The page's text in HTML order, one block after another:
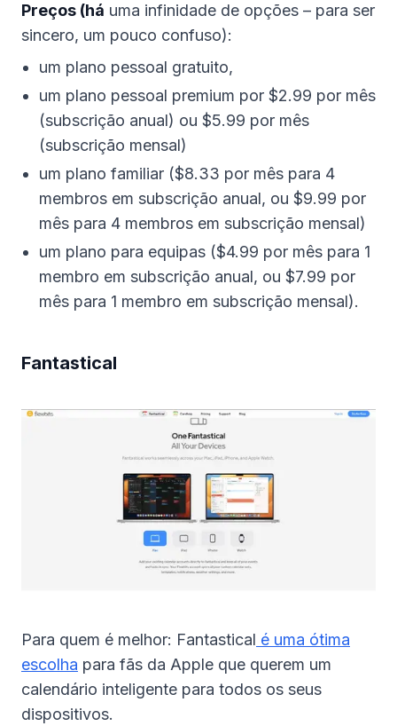
Preços (há uma infinidade de opções – para ser
sincero, um pouco confuso):
um plano pessoal gratuito,
um plano pessoal premium por $2.99 por mês
(subscrição anual) ou $5.99 por mês
(subscrição mensal)
um plano familiar ($8.33 por mês para 4
membros em subscrição anual, ou $9.99 por
mês para 4 membros em subscrição mensal)
um plano para equipas ($4.99 por mês para 1
membro em subscrição anual, ou $7.99 por
mês para 1 membro em subscrição mensal).
Fantastical
Para quem é melhor: Fantastical é uma ótima
escolha para fãs da Apple que querem um
calendário inteligente para todos os seus
dispositivos.